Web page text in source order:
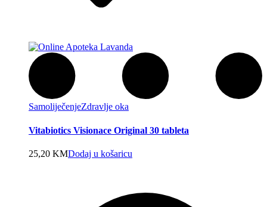
SamoliječenjeZdravlje oka
Vitabiotics Visionace Original 30 tableta
25,20 KMDodaj u košaricu